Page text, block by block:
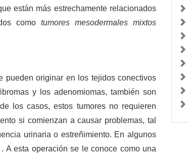
están más estrechamente relacionados
comotumores mesodermales mixtos
pueden originar en los tejidos conectivos
y los adenomiomas, también son
los casos, estos tumores no requieren
si comienzan a causar problemas, tal
urinaria o estreñimiento. En algunos
A esta operación se le conoce como una